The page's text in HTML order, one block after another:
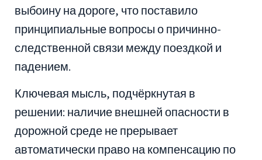
выбоину на дороге, что поставило
принципиальные вопросы о причинно-
следственной связи между поездкой и
падением.
Ключевая мысль, подчёркнутая в
решении: наличие внешней опасности в
дорожной среде не прерывает
автоматически право на компенсацию по